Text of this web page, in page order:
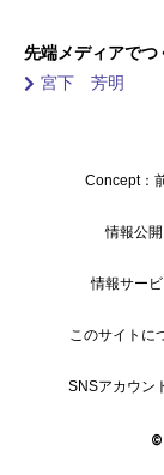
先端メディアでつ
宮下 芳明
Concept：
情報公開
情報サー
このサイトに
SNSアカウン
©